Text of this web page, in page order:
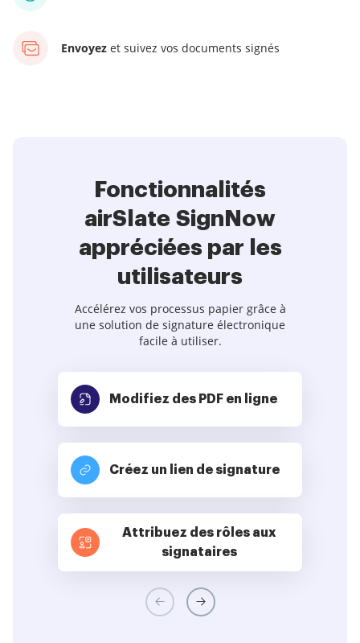
Envoyez et suivez vos documents signés
Fonctionnalités
airSlate SignNow
appréciées par les
utilisateurs
Accélérez vos processus papier grâce à
une solution de signature électronique
facile à utiliser.
Modifiez des PDF en ligne
Créez un lien de signature
Attribuez des rôles aux
signataires